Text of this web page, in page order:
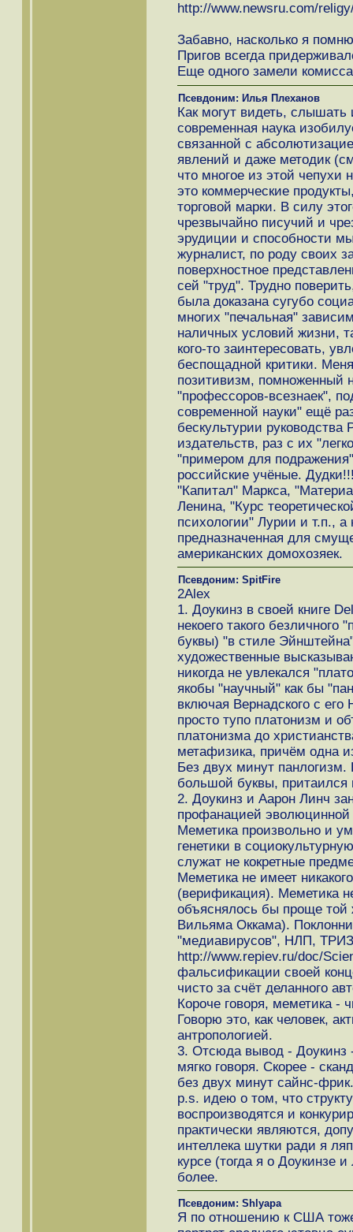
http://www.newsru.com/
Забавно, насколько я
Пригов всегда
Еще одного замели
Псевдоним: Илья Плеханов
Как могут видеть,
современная наука
связанной с
явлений и даже методик
что многое из этой чепухи
это коммерческие
торговой марки. В силу
чрезвычайно писучий и
эрудиции и способности
журналист, по роду своих
поверхностное
сей "труд". Трудно
была доказана сугубо
многих "печальная"
наличных условий жизни,
кого-то заинтересовать,
беспощадной критики.
позитивизм, помноженный
"профессоров-всезнаек",
современной науки" ещё
бескультурии
издательств, раз с их
"примером для
российские учёные.
"Капитал" Маркса,
Ленина, "Курс
психологии" Лурии и т.п., а
предназначенная для
американских домохозяек.
Псевдоним: SpitFire
2Alex
1. Доукинз в своей книге
некоего такого
буквы) "в стиле
художественные
никогда не увлекался
якобы "научный" как бы
включая Вернадского с
просто тупо платонизм и
платонизма до
метафизика, причём одна
Без двух минут
большой буквы,
2. Доукинз и Аарон Линч
профанацией эволюцинной
Меметика произвольно и
генетики в
служат не кокретные
Меметика не имеет
(верификация). Меметика
объяснялось бы проще той
Вильяма Оккама).
"медиавирусов", НЛП,
http://www.repiev.ru/doc/
фальсификации своей
чисто за счёт деланного
Короче говоря, меметика -
Говорю это, как человек,
антропологией.
3. Отсюда вывод - Доукинз
мягко говоря. Скорее -
без двух минут сайнс-фрик.
p.s. идею о том, что
воспроизводятся и
практически являются,
интеллека шутки ради я
курсе (тогда я о Доукинзе
более.
Псевдоним: Shlyapa
Я по отношению к США